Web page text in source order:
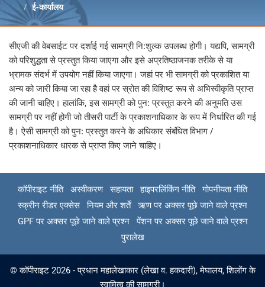
ई-कार्यालय
सीएजी की वेबसाईट पर दर्शाई गई सामग्री नि:शुल्क उपलब्ध होगी। यद्यपि, सामग्री
को परिशुद्धता से प्रस्तुत किया जाएगा और इसे अप्रतिष्ठाजनक तरीके से या
भ्रामक संदर्भ में उपयोग नहीं किया जाएगा। जहां पर भी सामग्री को प्रकाशित या
अन्य को जारी किया जा रहा है वहां पर स्रोत की विशिष्ट रूप से अभिस्वीकृति प्राप्त
की जानी चाहिए। हालांकि, इस सामग्री को पुन: प्रस्तुत करने की अनुमति उस
सामग्री पर नहीं होगी जो तीसरी पार्टी के प्रकाशनाधिकार के रूप में निर्धारित की गई
है। ऐसी सामग्री को पुन: प्रस्तुत करने के अधिकार संबंधित विभाग /
प्रकाशनाधिकार धारक से प्राप्त किए जाने चाहिए।
कॉपीराइट नीति अस्वीकरण सहायता हाइपरलिंकिंग नीति
गोपनीयता नीति
स्क्रीन रीडर एक्सेस
नियम और शर्तें
ऋण पर अक्सर पूछे जाने वाले प्रश्न
GPF पर अक्सर पूछे जाने वाले प्रश्न
पेंशन पर अक्सर पूछे जाने वाले प्रश्न
पुरालेख
© कॉपीराइट 2026 - प्रधान महालेखाकार (लेखा व. हकदारी), मेघालय, शिलोंग के
स्वामित्व की सामग्री।